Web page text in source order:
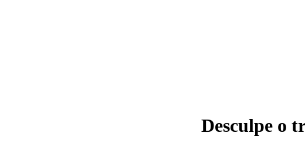
Desculpe o